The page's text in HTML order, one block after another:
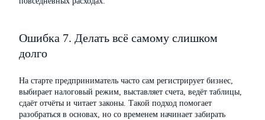
Ошибка 7. Делать всё самому слишком
долго
На старте предприниматель часто сам регистрирует бизнес,
выбирает налоговый режим, выставляет счета, ведёт таблицы,
сдаёт отчёты и читает законы. Такой подход помогает
разобраться в основах, но со временем начинает забирать